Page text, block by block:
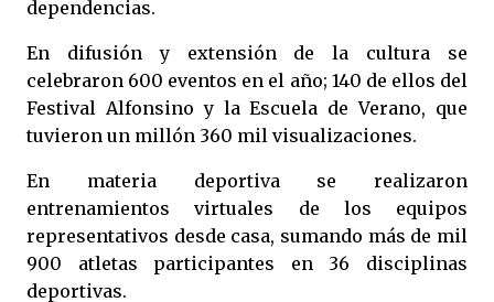
dependencias.
En difusión y extensión de la cultura se
celebraron 600 eventos en el año; 140 de ellos del
Festival Alfonsino y la Escuela de Verano, que
tuvieron un millón 360 mil visualizaciones.
En materia deportiva se realizaron
entrenamientos virtuales de los equipos
representativos desde casa, sumando más de mil
900 atletas participantes en 36 disciplinas
deportivas.